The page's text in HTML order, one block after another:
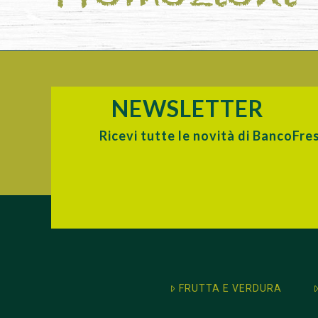
NEWSLETTER
Ricevi tutte le novità di
FRUTTA E VERDURA